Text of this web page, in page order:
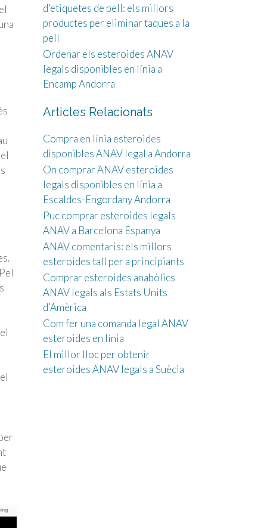
d’etiquetes de pell: els millors
productes per eliminar taques a la
pell
Ordenar els esteroides ANAV
legals disponibles en línia a
Encamp Andorra
Articles Relacionats
Compra en línia esteroides
disponibles ANAV legal a Andorra
On comprar ANAV esteroides
legals disponibles en línia a
Escaldes-Engordany Andorra
Puc comprar esteroides legals
ANAV a Barcelona Espanya
ANAV comentaris: els millors
esteroides tall per a principiants
Comprar esteroides anabòlics
ANAV legals als Estats Units
d’Amèrica
Com fer una comanda legal ANAV
esteroides en línia
El millor lloc per obtenir
esteroides ANAV legals a Suècia